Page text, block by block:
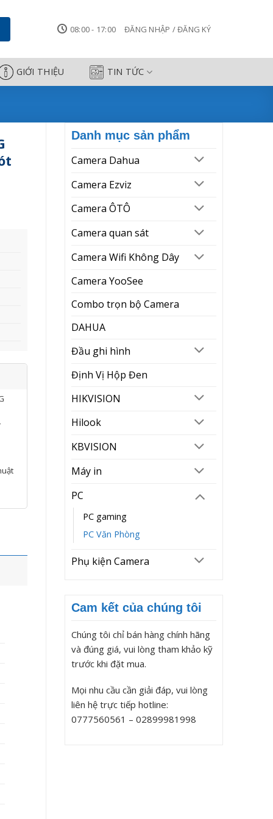
08:00 - 17:00 ĐĂNG NHẬP / ĐĂNG KÝ
GIỚI THIỆU TIN TỨC
Danh mục sản phẩm
Camera Dahua
Camera Ezviz
Camera ÔTÔ
Camera quan sát
Camera Wifi Không Dây
Camera YooSee
Combo trọn bộ Camera
DAHUA
Đầu ghi hình
Định Vị Hộp Đen
HIKVISION
Hilook
KBVISION
Máy in
PC
PC gaming
PC Văn Phòng
Phụ kiện Camera
Cam kết của chúng tôi
Chúng tôi chỉ bán hàng chính hãng
và đúng giá, vui lòng tham khảo kỹ
trước khi đặt mua.
Mọi nhu cầu cần giải đáp, vui lòng
liên hệ trực tiếp hotline:
0777560561 – 02899981998